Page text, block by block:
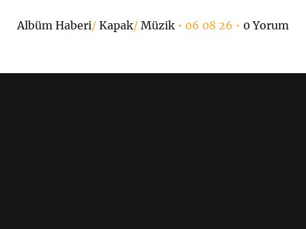
Albüm Haberi/ Kapak/ Müzik• 06 08 26 • 0 Yorum